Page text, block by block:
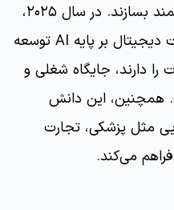
تحلیل کرده و راهکارهای هوشمند بسازند. در سال ۲۰۲۵،
بسیاری از محصولات و خدمات دیجیتال بر پایه AI توسعه
را دارند، جایگاه شغلی و
همچنین، این دانش
مثل پزشکی، تجارت
می‌کند.